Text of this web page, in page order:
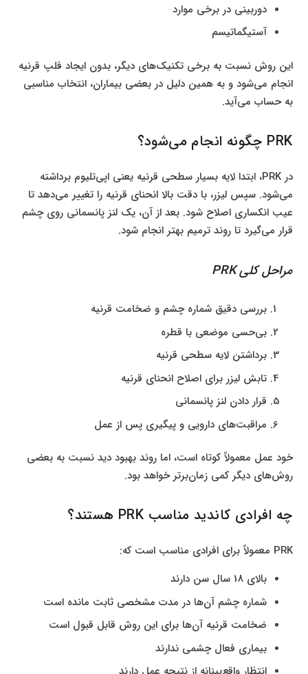
دوربینی در برخی موارد
آستیگماتیسم
این روش نسبت به برخی تکنیک‌های دیگر، بدون ایجاد فلپ قرنیه
انجام می‌شود و به همین دلیل در بعضی بیماران، انتخاب مناسبی
به حساب می‌آید.
PRK چگونه انجام می‌شود؟
در PRK، ابتدا لایه بسیار سطحی قرنیه یعنی اپی‌تلیوم برداشته
می‌شود. سپس لیزر، با دقت بالا انحنای قرنیه را تغییر می‌دهد تا
عیب انکساری اصلاح شود. بعد از آن، یک لنز پانسمانی روی چشم
قرار می‌گیرد تا روند ترمیم بهتر انجام شود.
مراحل کلی PRK
بررسی دقیق شماره چشم و ضخامت قرنیه
بی‌حسی موضعی با قطره
برداشتن لایه سطحی قرنیه
تابش لیزر برای اصلاح انحنای قرنیه
قرار دادن لنز پانسمانی
مراقبت‌های دارویی و پیگیری پس از عمل
خود عمل معمولاً کوتاه است، اما روند بهبود دید نسبت به بعضی
روش‌های دیگر کمی زمان‌برتر خواهد بود.
چه افرادی کاندید مناسب PRK هستند؟
PRK معمولاً برای افرادی مناسب است که:
بالای 18 سال سن دارند
شماره چشم آن‌ها در مدت مشخصی ثابت مانده است
ضخامت قرنیه آن‌ها برای این روش قابل قبول است
بیماری فعال چشمی ندارند